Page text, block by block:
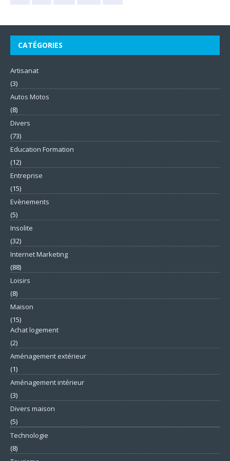
CATÉGORIES
Artisanat
(3)
Autos Motos
(8)
Divers
(73)
Education Formation
(12)
Entreprise
(15)
Evènements
(5)
Insolite
(32)
Internet Marketing
(88)
Loisirs
(8)
Maison
(15)
Achat logement
(2)
Aménagement extérieur
(1)
Aménagement intérieur
(3)
Divers maison
(5)
Technologie
(8)